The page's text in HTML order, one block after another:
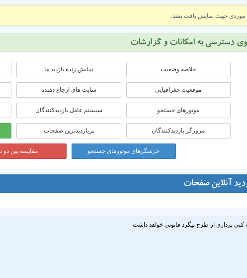
موردی جهت نمایش یافت نشد.
دسترسی به امکانات و گزارشات
خلاصه وضعیت نمایش زنده بازدید ها
موقعيت جغرافيايی سایت های ارجاع دهنده
موتورهای جستجو سیستم عامل بازدیدکنندگان
مرورگر بازدیدکنندگان پربازدیدترین صفحات
خزشگرهای موتورهای جستجو مقایسه بین دو
آنلاین صفحات
برداری از طرح پیگرد قانونی خواهد داشت